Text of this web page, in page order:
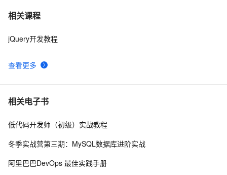
7 jquery选择器大全
8 Jquery checkbox全选，反选，全不选实例
9 JQuery动画
10
相关课程
查看更多
jQuery开发教程
相关电子书
低代码开发师（初级）实战教程
冬季实战营第三期：MySQL数据库进阶实战
阿里巴巴DevOps 最佳实践手册